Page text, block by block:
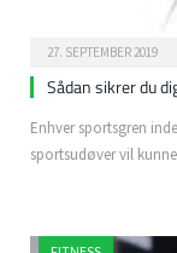
27. SEPTEMBER 2019
Sådan sikrer du
Enhver sportsgren
sportsudøver vil